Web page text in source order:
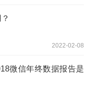
2022-02-08
微信年终数据报告是